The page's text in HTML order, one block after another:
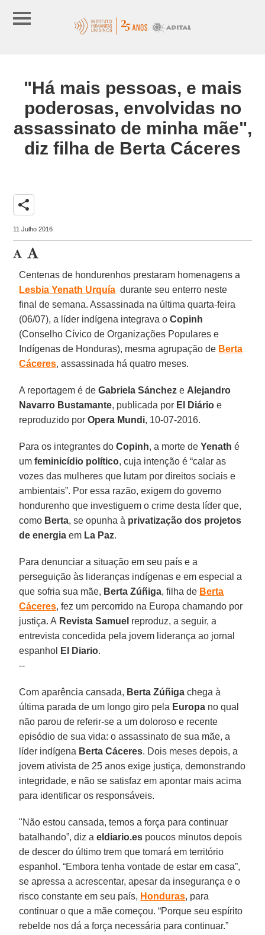
"Há mais pessoas, e mais
poderosas, envolvidas no
assassinato de minha mãe",
diz filha de Berta Cáceres
share
11 Julho 2016
Centenas de hondurenhos prestaram homenagens a
Lesbia Yenath Urquía durante seu enterro neste
final de semana. Assassinada na última quarta-feira
(06/07), a líder indígena integrava oCopinh
(Conselho Cívico de Organizações Populares e
Indígenas de Honduras), mesma agrupação de Berta
Cáceres, assassinada há quatro meses.
A reportagem é deGabriela Sánchez e Alejandro
Navarro Bustamante, publicada por El Diário e
reproduzido por Opera Mundi, 10-07-2016.
Para os integrantes doCopinh, a morte deYenath é
um feminicídio político, cuja intenção é “calar as
vozes das mulheres que lutam por direitos sociais e
ambientais”. Por essa razão, exigem do governo
hondurenho que investiguem o crime desta líder que,
como Berta, se opunha à privatização dos projetos
de energia em La Paz.
Para denunciar a situação em seu país e a
perseguição às lideranças indígenas e em especial a
que sofria sua mãe, Berta Zúñiga, filha de Berta
Cáceres, fez um percorrido na Europa chamando por
justiça. A Revista Samuel reproduz, a seguir, a
entrevista concedida pela jovem liderança ao jornal
espanhol
El Diario.
--
Com aparência cansada, Berta Zúñiga chega à
última parada de um longo giro pela Europa no qual
não parou de referir-se a um doloroso e recente
episódio de sua vida: o assassinato de sua mãe, a
líder indígena Berta Cáceres. Dois meses depois, a
jovem ativista de 25 anos exige justiça, demonstrando
integridade, e não se satisfaz em apontar mais acima
para identificar os responsáveis.
"Não estou cansada, temos a força para continuar
batalhando”, diz aeldiario.es poucos minutos depois
de descer do último trem que tomará em território
espanhol. “Embora tenha vontade de estar em casa”,
se apressa a acrescentar, apesar da insegurança e o
risco constante em seu país, Honduras, para
continuar o que a mãe começou. “Porque seu espírito
rebelde nos dá a força necessária para continuar.”